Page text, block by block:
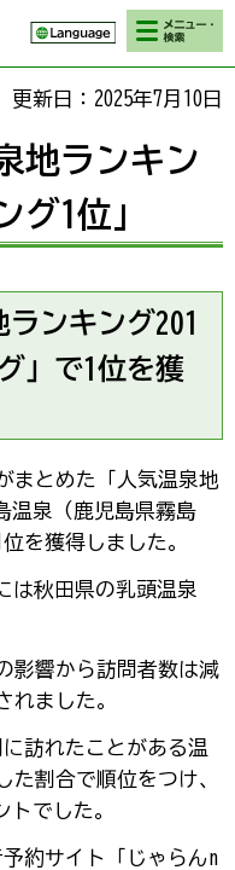
検索・メニ
ュー
更新日：2025年7月10日
地ランキン
グ1位」
ンキング201
」で1位を獲
まとめた「人気温泉地
温泉（鹿児島県霧島
を獲得しました。
は秋田県の乳頭温泉
影響から訪問者数は減
れました。
訪れたことがある温
た割合で順位をつけ、
でした。
約サイト「じゃらんn